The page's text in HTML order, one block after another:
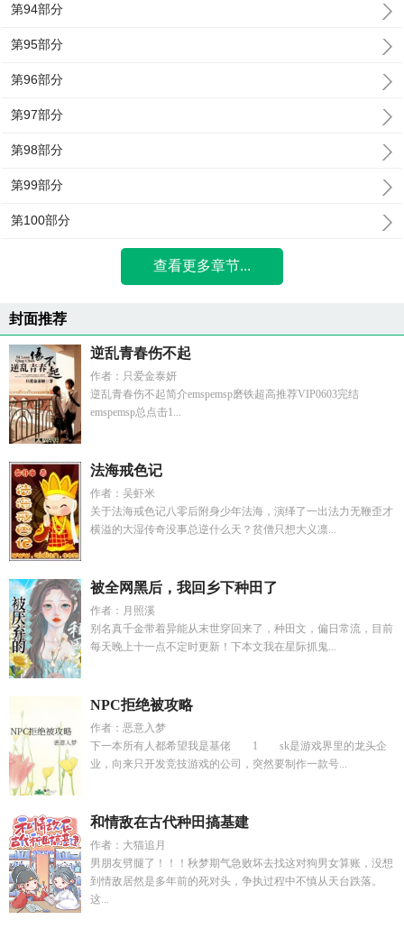
第94部分
第95部分
第96部分
第97部分
第98部分
第99部分
第100部分
查看更多章节...
封面推荐
逆乱青春伤不起
作者：只爱金泰妍
逆乱青春伤不起简介emspemsp磨铁超高推荐VIP0603完结
emspemsp总点击1...
法海戒色记
作者：吴虾米
关于法海戒色记八零后附身少年法海，演绎了一出法力无鞭歪才
横溢的大湿传奇没事总逆什么天？贫僧只想大义凛...
被全网黑后，我回乡下种田了
作者：月照溪
别名真千金带着异能从末世穿回来了，种田文，偏日常流，目前
每天晚上十一点不定时更新！下本文我在星际抓鬼...
NPC拒绝被攻略
作者：恶意入梦
下一本所有人都希望我是基佬 1 sk是游戏界里的龙头企
业，向来只开发竞技游戏的公司，突然要制作一款号...
和情敌在古代种田搞基建
作者：大猫追月
男朋友劈腿了！！！秋梦期气急败坏去找这对狗男女算账，没想
到情敌居然是多年前的死对头，争执过程中不慎从天台跌落。
这...